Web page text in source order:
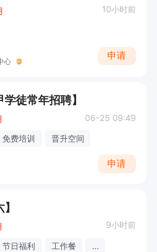
10小时前
心
申请
徒常年招聘】
06-25 09:49
免费培训 晋升空间
申请
9小时前
节日福利 工作餐 ...